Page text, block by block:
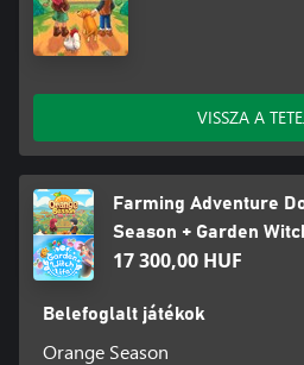
VISSZA A
Farming Adventure
Season + Garden
17 300,00 HUF
Belefoglalt játékok
Orange Season